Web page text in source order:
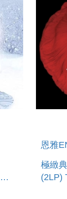
恩雅
極緻
(2LP)